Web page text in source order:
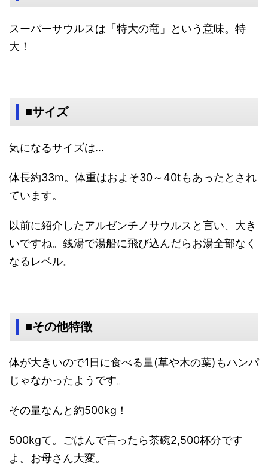
スーパーサウルスは「特大の竜」という意味。特
大！
■サイズ
気になるサイズは…
体長約33m。体重はおよそ30～40tもあったとされ
ています。
以前に紹介したアルゼンチノサウルスと言い、大き
いですね。銭湯で湯船に飛び込んだらお湯全部なく
なるレベル。
■その他特徴
体が大きいので1日に食べる量(草や木の葉)もハンパ
じゃなかったようです。
その量なんと約500kg！
500kgて。ごはんで言ったら茶碗2,500杯分です
よ。お母さん大変。